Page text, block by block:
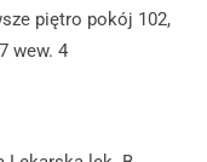
piętro pokój 102,
wew. 4